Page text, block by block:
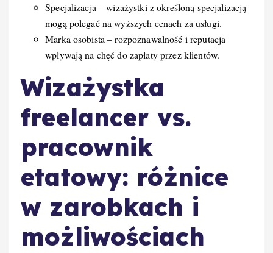
Specjalizacja – wizażystki z określoną specjalizacją
mogą polegać na wyższych cenach za usługi.
Marka osobista – rozpoznawalność i reputacja
wpływają na chęć do zapłaty przez klientów.
Wizażystka
freelancer vs.
pracownik
etatowy: różnice
w zarobkach i
możliwościach